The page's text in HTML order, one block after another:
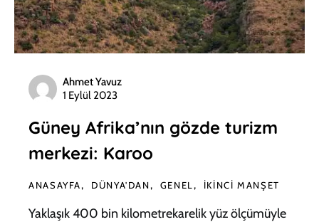
Ahmet Yavuz
1 Eylül 2023
Güney Afrika’nın gözde turizm
merkezi: Karoo
ANASAYFA DÜNYA'DAN GENEL İKINCI MANŞET
Yaklaşık 400 bin kilometrekarelik yüz ölçümüyle